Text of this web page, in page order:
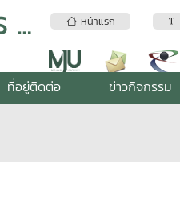
หน้าแรก
ระบบบริการเทคโนโลยีภูมิสารสนเทศ MJU GIS Center
ที่อยู่ติดต่อ ข่าวกิจกรรม